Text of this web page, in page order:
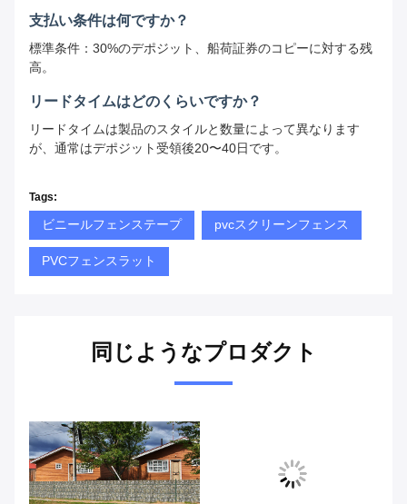
支払い条件は何ですか？
標準条件：30%のデポジット、船荷証券のコピーに対する残
高。
リードタイムはどのくらいですか？
リードタイムは製品のスタイルと数量によって異なります
が、通常はデポジット受領後20〜40日です。
Tags:
ビニールフェンステープ pvcスクリーンフェンス
PVCフェンスラット
同じようなプロダクト